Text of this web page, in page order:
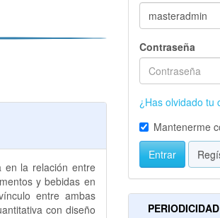
en la relación entre
y bebidas en
entre ambas
con diseño
Contraseña
¿Has olvidado tu
Mantenerme
Entrar